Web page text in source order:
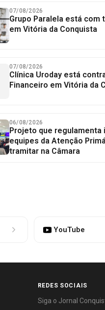
07/08/2026
Grupo Paralela está com
em Vitória da Conquista
07/08/2026
Clínica Uroday está
Financeiro em Vitória da
06/08/2026
Projeto que regulamenta
equipes da Atenção
tramitar na Câmara
YouTube
REDES SOCIAIS
Siga o Jornal